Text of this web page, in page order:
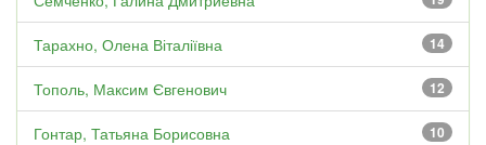
14
Тарахно, Олена Віталіївна
12
Тополь, Максим Євгенович
10
Гонтар, Татьяна Борисовна